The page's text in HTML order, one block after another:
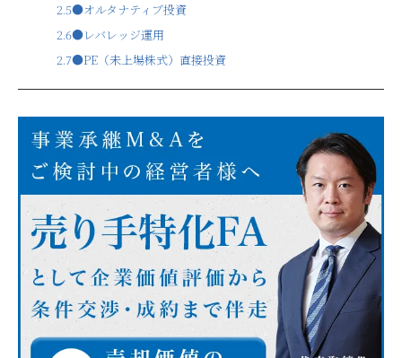
2.5●オルタナティブ投資
2.6●レバレッジ運用
2.7●PE（未上場株式）直接投資